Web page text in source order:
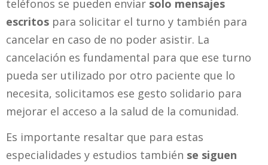
teléfonos se pueden enviar solo mensajes
escritos para solicitar el turno y también para
cancelar en caso de no poder asistir. La
cancelación es fundamental para que ese turno
pueda ser utilizado por otro paciente que lo
necesita, solicitamos ese gesto solidario para
mejorar el acceso a la salud de la comunidad.
Es importante resaltar que para estas
especialidades y estudios también se siguen